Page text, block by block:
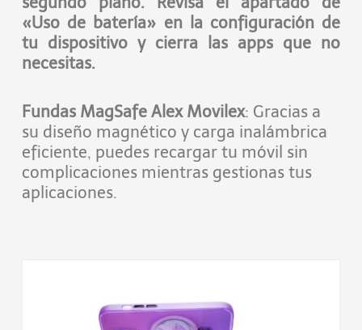
«Uso de batería» en la configuración de
tu dispositivo y cierra las apps que no
necesitas.
Fundas MagSafe Alex Movilex: Gracias a
su diseño magnético y carga inalámbrica
eficiente, puedes recargar tu móvil sin
complicaciones mientras gestionas tus
aplicaciones.
tiene
múltiples